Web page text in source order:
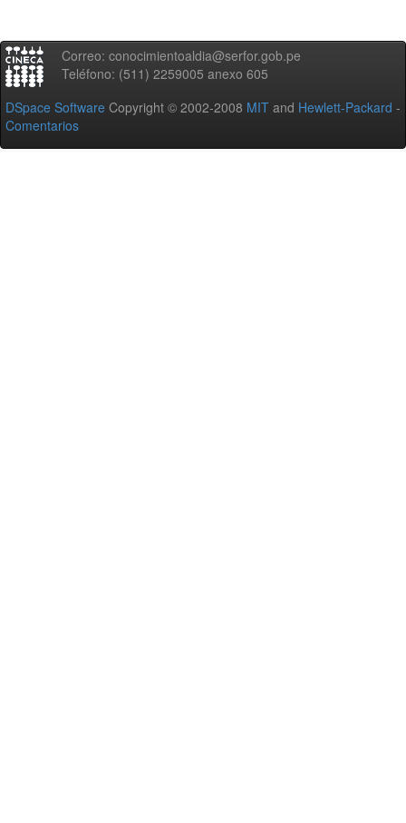
Correo: conocimientoaldia@serfor.gob.pe
Teléfono: (511) 2259005 anexo 605
DSpace Software Copyright © 2002-2008 MIT and Hewlett-Packard -
Comentarios